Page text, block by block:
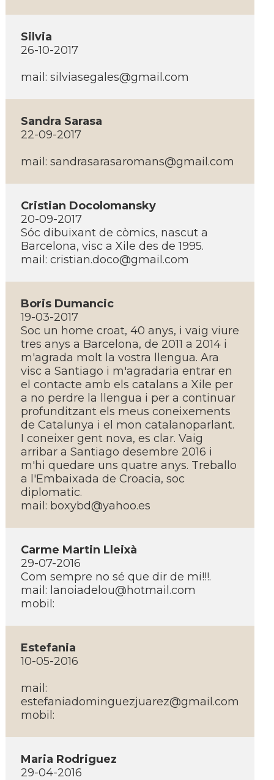
Silvia
26-10-2017
mail: silviasegales@gmail.com
Sandra Sarasa
22-09-2017
mail: sandrasarasaromans@gmail.com
Cristian Docolomansky
20-09-2017
Sóc dibuixant de còmics, nascut a
Barcelona, visc a Xile des de 1995.
mail: cristian.doco@gmail.com
Boris Dumancic
19-03-2017
Soc un home croat, 40 anys, i vaig viure
tres anys a Barcelona, de 2011 a 2014 i
m'agrada molt la vostra llengua. Ara
visc a Santiago i m'agradaria entrar en
el contacte amb els catalans a Xile per
a no perdre la llengua i per a continuar
profunditzant els meus coneixements
de Catalunya i el mon catalanoparlant.
I coneixer gent nova, es clar. Vaig
arribar a Santiago desembre 2016 i
m'hi quedare uns quatre anys. Treballo
a l'Embaixada de Croacia, soc
diplomatic.
mail: boxybd@yahoo.es
Carme Martin Lleixà
29-07-2016
Com sempre no sé que dir de mi!!!.
mail: lanoiadelou@hotmail.com
mobil:
Estefania
10-05-2016
mail:
estefaniadominguezjuarez@gmail.com
mobil:
Maria Rodriguez
29-04-2016